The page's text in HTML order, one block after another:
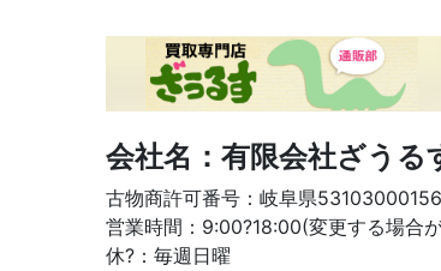
会社名：有限会社ざうる
古物商許可番号：岐阜県
営業時間：9:00?18:00(変更する場合が
休?：毎週日曜